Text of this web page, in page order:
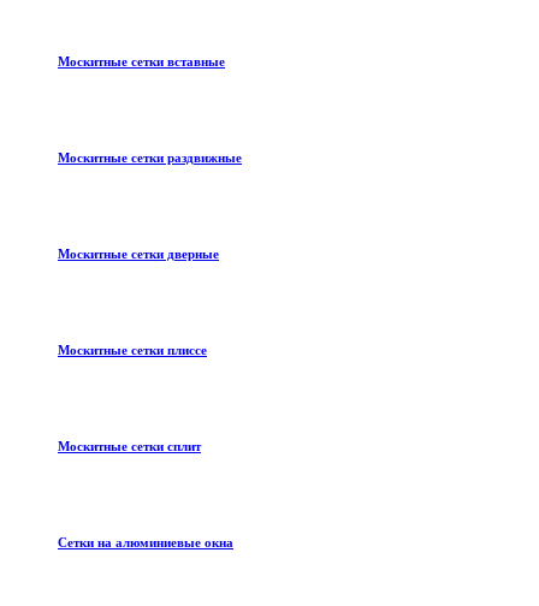
Москитные сетки вставные
Москитные сетки раздвижные
Москитные сетки дверные
Москитные сетки плиссе
Москитные сетки сплит
Сетки на алюминиевые окна